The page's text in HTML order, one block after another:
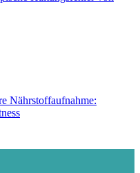
Nährstoffaufnahme: